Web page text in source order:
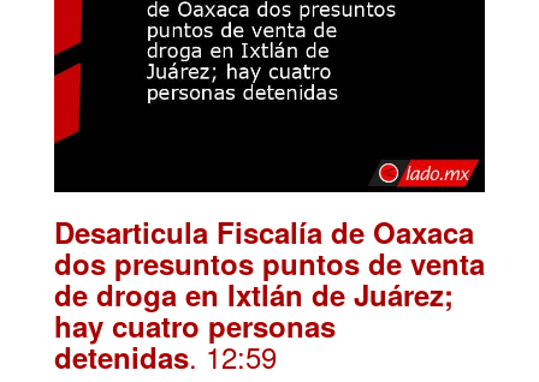
Desarticula Fiscalía de Oaxaca
dos presuntos puntos de venta
de droga en Ixtlán de Juárez;
hay cuatro personas
detenidas. 12:59